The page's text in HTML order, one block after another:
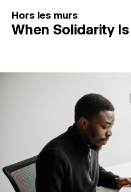
Hors les murs
When Solidarity